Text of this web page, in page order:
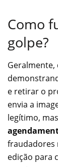
Como
golpe?
e retirar o
envia a
legítimo,
fraudadores
edição para